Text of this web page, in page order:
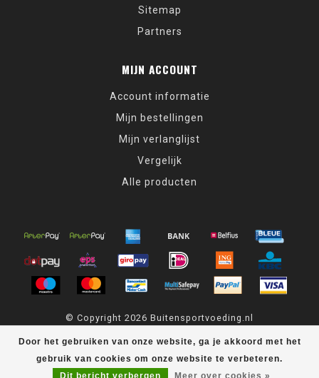
Door het gebruiken van onze website, ga je akkoord met het
gebruik van cookies om onze website te verbeteren.
Dit bericht verbergen
Meer over cookies »
Sitemap
Partners
MIJN ACCOUNT
Account informatie
Mijn bestellingen
Mijn verlanglijst
Vergelijk
Alle producten
© Copyright 2026 Buitensportvoeding.nl
Buitensportvoeding.nl scores a 9,4/10out of439 klantbeoordelingen